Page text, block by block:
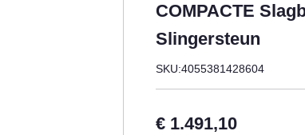
COMPACTE
Slingersteun
SKU:4055381428604
€ 1.491,10